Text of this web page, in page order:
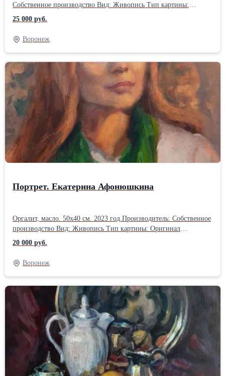
Собственное производство Вид: Живопись Тип картины:
Оригинал Ориентация: Вертикальная Оформление: Без рамы
25 000 руб.
Воронеж
Портрет. Екатерина Афонюшкина
Оргалит, масло. 50х40 см. 2023 год.Производитель: Собственное
производство Вид: Живопись Тип картины: Оригинал
Ориентация: Вертикальная Оформление: Без рамы
20 000 руб.
Воронеж